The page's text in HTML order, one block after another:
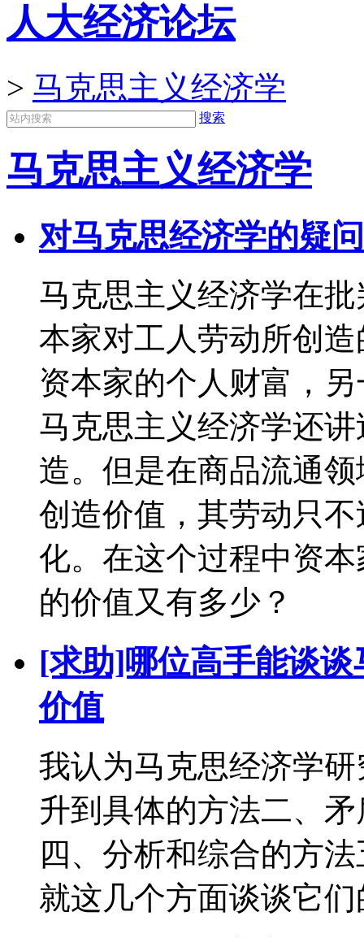
人大经济论坛
> 马克思主义经济学
搜索
马克思主义经济学
对马克思经济学的疑
马克思主义经济学在
本家对工人劳动所创
资本家的个人财富，
马克思主义经济学还
造。但是在商品流通
创造价值，其劳动只
化。在这个过程中资
的价值又有多少？
[求助]哪位高手能谈
价值
我认为马克思经济学
升到具体的方法二、
四、分析和综合的方
就这几个方面谈谈它